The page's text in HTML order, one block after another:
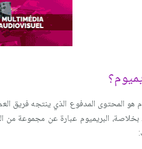
هو المحتوى المدفوع الذي ينتجه فريق
بخلاصة، البريميوم عبارة عن مجموعة